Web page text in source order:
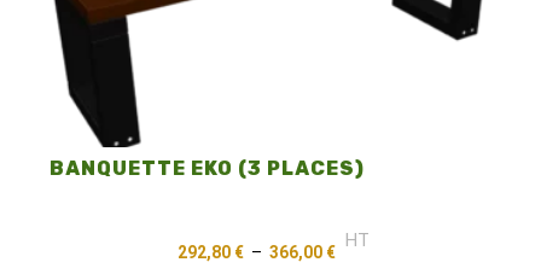
BANQUETTE EKO (3 PLACES)
292,80 € – 366,00 €
HT